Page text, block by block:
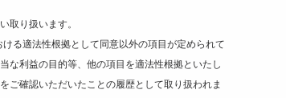
取り扱います。
る適法性根拠として同意以外の項目が定められて
な利益の目的等、他の項目を適法性根拠といたし
ご確認いただいたことの履歴として取り扱われま